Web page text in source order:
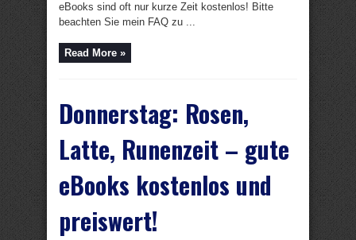
eBooks sind oft nur kurze Zeit kostenlos! Bitte
beachten Sie mein FAQ zu ...
Read More »
Donnerstag: Rosen,
Latte, Runenzeit – gute
eBooks kostenlos und
preiswert!